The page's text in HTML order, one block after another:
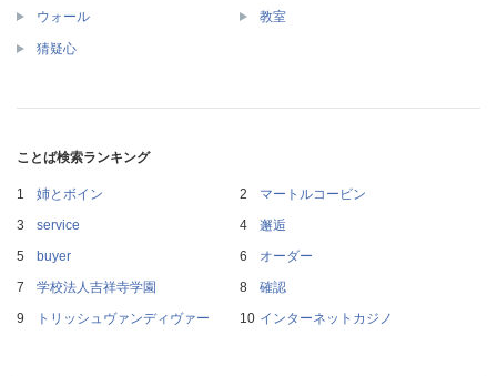
ウォール 教室
猜疑心
ことば検索ランキング
姉とボイン
マートルコービン
service
邂逅
buyer
オーダー
学校法人吉祥寺学園
確認
トリッシュヴァンディヴァー
インターネットカジノ